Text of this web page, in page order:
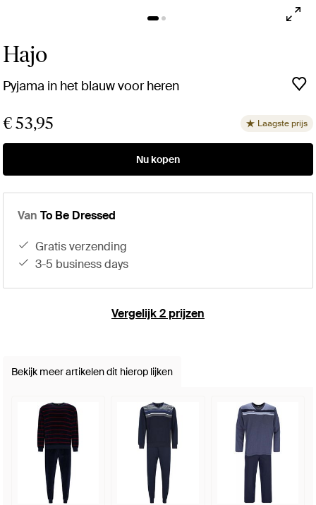
Hajo
Pyjama in het blauw voor heren
€ 53,95 Laagste prijs
Nu kopen
Van To Be Dressed
gratis verzending
3-5 business days
Vergelijk 2 prijzen
Bekijk meer artikelen dit hierop lijken